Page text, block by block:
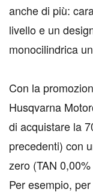
anche di più:
livello e un
monocilindrica
Con la
Husqvarna
di acquistare la
precedenti) con
zero (TAN
Per esempio,